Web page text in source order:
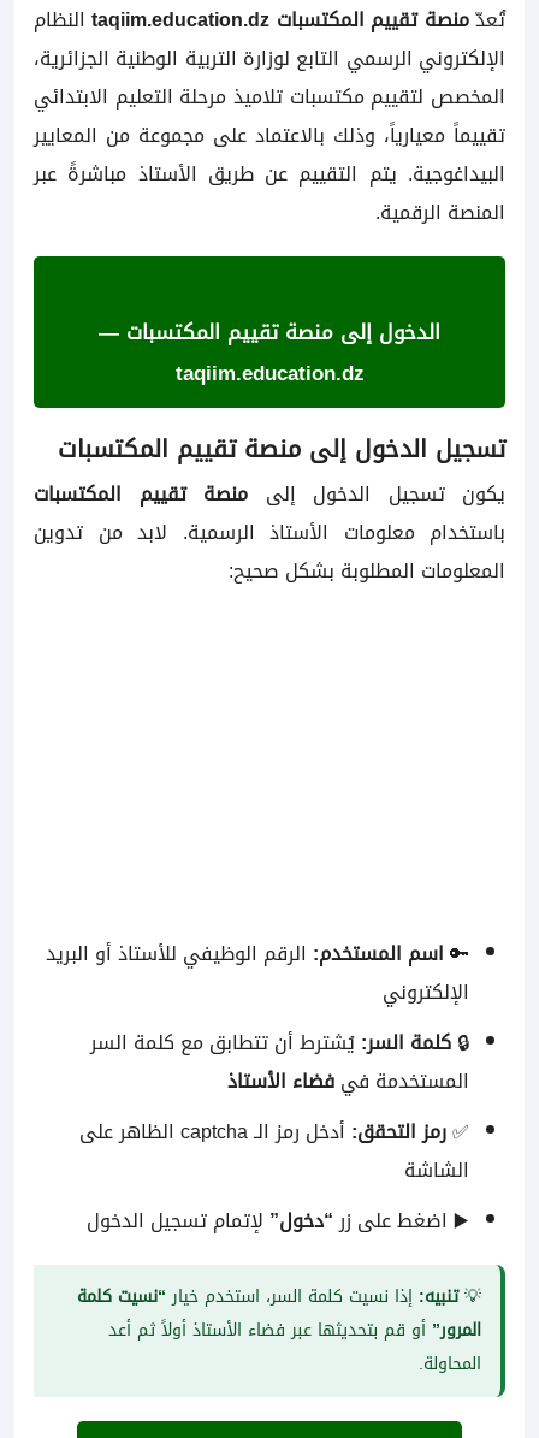
تُعدّمنصة تقييم المكتسبات taqiim.education.dz
النظام
الإلكتروني الرسمي التابع لوزارة التربية الوطنية الجزائرية،
المخصص لتقييم مكتسبات تلاميذ مرحلة التعليم الابتدائي
تقييماً معيارياً، وذلك بالاعتماد على مجموعة من المعايير
البيداغوجية. يتم التقييم عن طريق الأستاذ مباشرةً عبر
المنصة الرقمية.
الدخول إلى منصة تقييم المكتسبات —
taqiim.education.dz
تسجيل الدخول إلى منصة تقييم المكتسبات
يكون تسجيل الدخول إلى منصة تقييم المكتسبات
باستخدام معلومات الأستاذ الرسمية. لابد من تدوين
المعلومات المطلوبة بشكل صحيح:
🔑اسم المستخدم: الرقم الوظيفي للأستاذ أو البريد
الإلكتروني
🔒كلمة السر:يُشترط أن تتطابق مع كلمة السر
المستخدمة فيفضاء الأستاذ
✅رمز التحقق:
أدخل رمز الـ captcha الظاهر على
الشاشة
▶️ اضغط على زر“دخول” لإتمام تسجيل الدخول
💡تنبيه: إذا نسيت كلمة السر، استخدم خيار“نسيت كلمة
المرور” أو قم بتحديثها عبر فضاء الأستاذ أولاً ثم أعد
المحاولة.